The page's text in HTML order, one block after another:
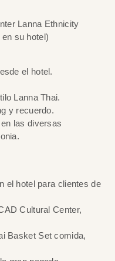
Lanna Ethnicity
su hotel)
el hotel.
Lanna Thai.
y recuerdo.
las diversas
el hotel para clientes de
Cultural Center,
Basket Set comida,